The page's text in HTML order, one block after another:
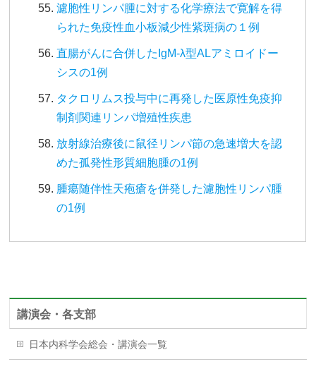
濾胞性リンパ腫に対する化学療法で寛解を得
られた免疫性血小板減少性紫斑病の１例
直腸がんに合併したIgM-λ型ALアミロイドー
シスの1例
タクロリムス投与中に再発した医原性免疫抑
制剤関連リンパ増殖性疾患
放射線治療後に鼠径リンパ節の急速増大を認
めた孤発性形質細胞腫の1例
腫瘍随伴性天疱瘡を併発した濾胞性リンパ腫
の1例
講演会・各支部
日本内科学会総会・講演会一覧